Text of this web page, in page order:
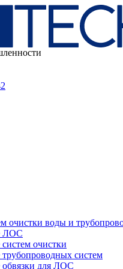
очистки воды и
ЛОС
очистки
систем
обвязки для ЛОС